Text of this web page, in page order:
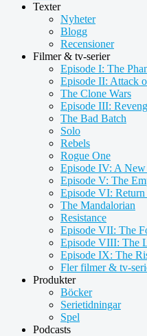
Texter
Nyheter
Blogg
Recensioner
Filmer & tv-serier
Episode I: The
Episode II: Attack
The Clone Wars
Episode III:
The Bad Batch
Solo
Rebels
Rogue One
Episode IV: A
Episode V: The
Episode VI: Return
The Mandalorian
Resistance
Episode VII: The
Episode VIII: The
Episode IX: The
Fler filmer & tv-
Produkter
Böcker
Serietidningar
Spel
Podcasts